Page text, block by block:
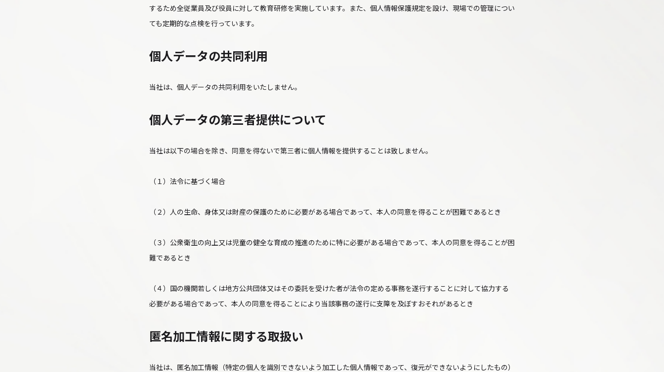
するため全従業員及び役員に対して教育研修を実施しています。また、個人情報保護規定を設け、現場での管理につい
ても定期的な点検を行っています。
個人データの共同利用
当社は、個人データの共同利用をいたしません。
個人データの第三者提供について
当社は以下の場合を除き、同意を得ないで第三者に個人情報を提供することは致しません。
（１）法令に基づく場合
（２）人の生命、身体又は財産の保護のために必要がある場合であって、本人の同意を得ることが困難であるとき
（３）公衆衛生の向上又は児童の健全な育成の推進のために特に必要がある場合であって、本人の同意を得ることが困
難であるとき
（４）国の機関若しくは地方公共団体又はその委託を受けた者が法令の定める事務を遂行することに対して協力する
必要がある場合であって、本人の同意を得ることにより当該事務の遂行に支障を及ぼすおそれがあるとき
匿名加工情報に関する取扱い
当社は、匿名加工情報（特定の個人を識別できないよう加工した個人情報であって、復元ができないようにしたもの）